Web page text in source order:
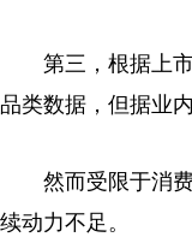
第三，根据上市
品类数据，但据业
然而受限于消费
续动力不足。